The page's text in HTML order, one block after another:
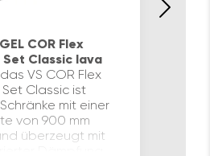
COR Flex
Set Classic lava
das VS COR Flex
Classic ist
mit einer
von 900 mm
überzeugt mit